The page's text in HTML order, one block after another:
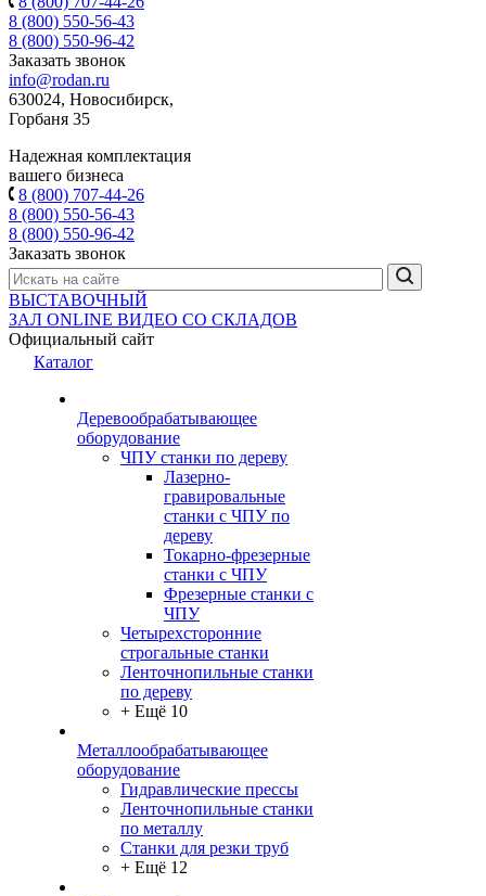
8 (800) 550-56-43
8 (800) 550-96-42
Заказать звонок
info@rodan.ru
630024, Новосибирск,
Горбаня 35
Надежная комплектация
вашего бизнеса
8 (800) 707-44-26
8 (800) 550-56-43
8 (800) 550-96-42
Заказать звонок
ВЫСТАВОЧНЫЙ
ЗАЛ ONLINE ВИДЕО СО СКЛАДОВ
Официальный сайт
Каталог
Деревообрабатывающее
оборудование
ЧПУ станки по дереву
Лазерно-
гравировальные
станки с ЧПУ по
дереву
Токарно-фрезерные
станки с ЧПУ
Фрезерные станки с
ЧПУ
Четырехсторонние
строгальные станки
Ленточнопильные станки
по дереву
+ Ещё 10
Металлообрабатывающее
оборудование
Гидравлические прессы
Ленточнопильные станки
по металлу
Станки для резки труб
+ Ещё 12